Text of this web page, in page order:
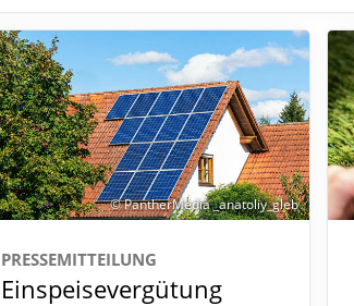
© PantherMedia _anatoliy_gleb
PRESSEMITTEILUNG
Einspeisevergütung